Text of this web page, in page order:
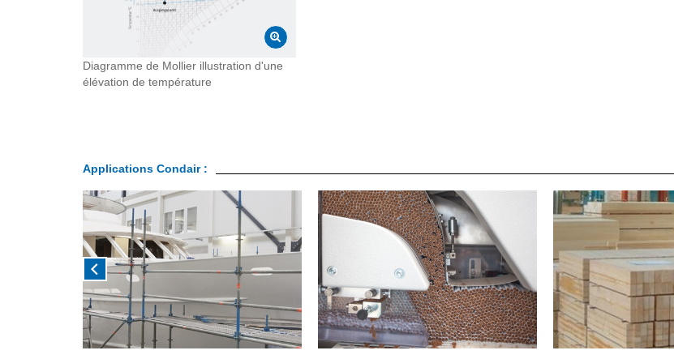
Diagramme de Mollier illustration d'une
élévation de température
Applications Condair :